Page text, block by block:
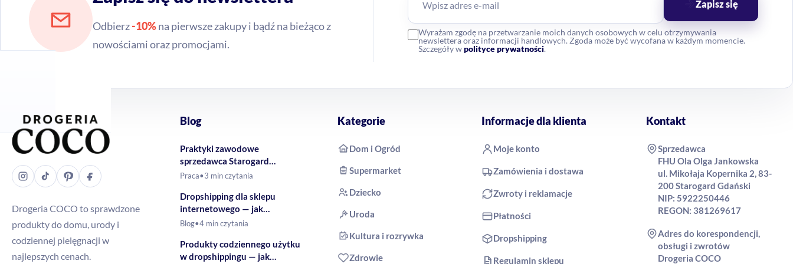
Odbierz-10%na pierwsze zakupy i bądź na bieżąco z
nowościami oraz promocjami.
Wyrażam zgodę na przetwarzanie moich danych osobowych w celu otrzymywania
newslettera oraz informacji handlowych. Zgoda może być wycofana w każdym momencie.
Szczegóły wpolityce prywatności.
Zapisz się
Drogeria COCO to sprawdzone
produkty do domu, urody i
codziennej pielęgnacji w
najlepszych cenach.
Blog
Praktyki zawodowe
sprzedawca Starogard
Gdański – Drogeria COCO
Praca•3 min czytania
Dropshipping dla sklepu
internetowego — jak
rozszerzyć ofertę o produkty
Blog•4 min czytania
Produkty codziennego użytku
w dropshippingu — jak
Kategorie
Dom i Ogród
Supermarket
Dziecko
Uroda
Kultura i rozrywka
Zdrowie
Informacje dla klienta
Moje konto
Zamówienia i dostawa
Zwroty i reklamacje
Płatności
Dropshipping
Regulamin sklepu
Kontakt
Sprzedawca
FHU Ola Olga Jankowska
ul. Mikołaja Kopernika 2, 83-
200 Starogard Gdański
NIP: 5922250446
REGON: 381269617
Adres do korespondencji,
obsługi i zwrotów
Drogeria COCO